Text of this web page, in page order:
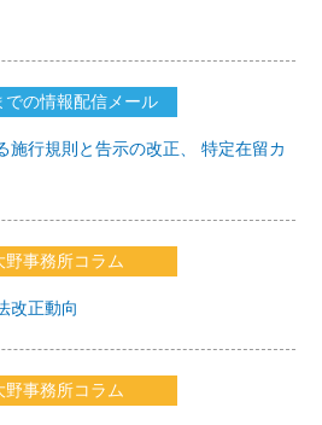
での情報配信メール
施行規則と告示の改正、 特定在留カ
野事務所コラム
改正動向
野事務所コラム